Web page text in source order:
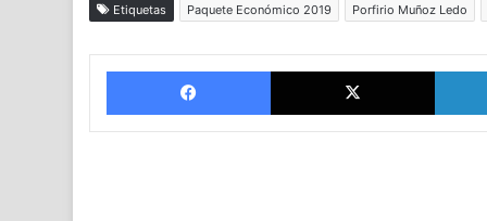
Etiquetas Paquete Económico 2019 Porfirio Muñoz Ledo
Facebook X